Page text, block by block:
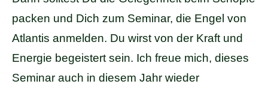
packen und Dich zum Seminar, die Engel von
Atlantis anmelden. Du wirst von der Kraft und
Energie begeistert sein. Ich freue mich, dieses
Seminar auch in diesem Jahr wieder